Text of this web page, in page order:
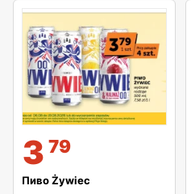
3 79
Пиво Żywiec